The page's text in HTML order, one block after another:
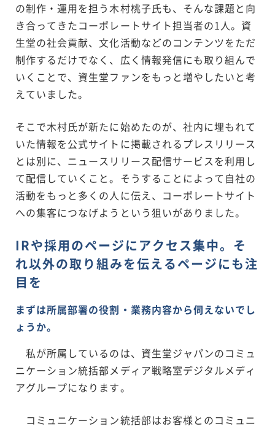
の制作・運用を担う木村桃子氏も、そんな課題と向
き合ってきたコーポレートサイト担当者の1人。資
生堂の社会貢献、文化活動などのコンテンツをただ
制作するだけでなく、広く情報発信にも取り組んで
いくことで、資生堂ファンをもっと増やしたいと考
えていました。
そこで木村氏が新たに始めたのが、社内に埋もれて
いた情報を公式サイトに掲載されるプレスリリース
とは別に、ニュースリリース配信サービスを利用し
て配信していくこと。そうすることによって自社の
活動をもっと多くの人に伝え、コーポレートサイト
への集客につなげようという狙いがありました。
IRや採用のページにアクセス集中。そ
れ以外の取り組みを伝えるページにも注
目を
まずは所属部署の役割・業務内容から伺えないでし
ょうか。
私が所属しているのは、資生堂ジャパンのコミュ
ニケーション統括部メディア戦略室デジタルメディ
アグループになります。
コミュニケーション統括部はお客様とのコミュニ